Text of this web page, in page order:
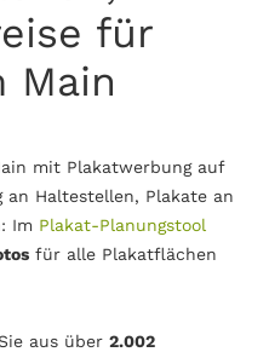
für
Main
mit Plakatwerbung auf
an Haltestellen, Plakate an
Im Plakat-Planungstool
für alle Plakatflächen
aus über 2.002